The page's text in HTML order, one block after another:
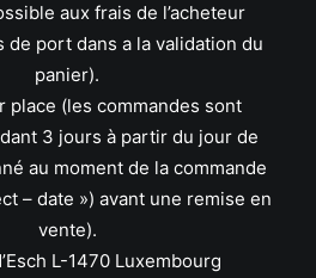
aux frais de l’acheteur
de port dans a la validation du
panier).
place (les commandes sont
3 jours à partir du jour de
au moment de la commande
– date ») avant une remise en
vente).
L-1470 Luxembourg